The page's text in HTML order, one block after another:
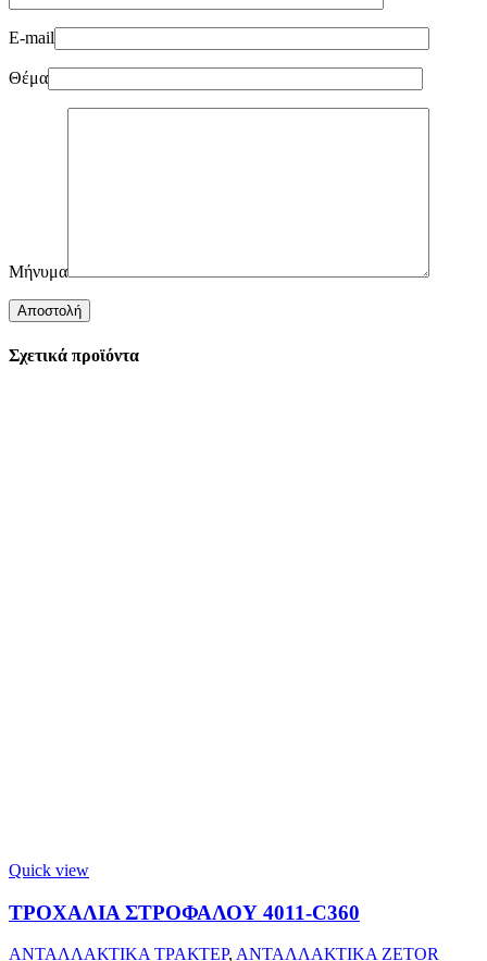
E-mail
Θέμα
Μήνυμα
Σχετικά προϊόντα
Quick view
ΤΡΟΧΑΛΙΑ ΣΤΡΟΦΑΛΟΥ 4011-C360
ΑΝΤΑΛΛΑΚΤΙΚΑ ΤΡΑΚΤΕΡ, ΑΝΤΑΛΛΑΚΤΙΚΑ ZETOR